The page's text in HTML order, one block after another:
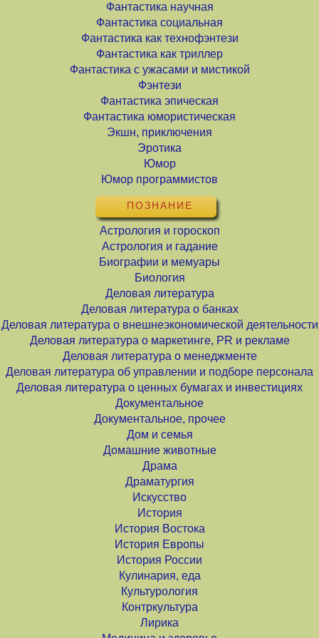
Фантастика научная
Фантастика социальная
Фантастика как технофэнтези
Фантастика как триллер
Фантастика с ужасами и мистикой
Фэнтези
Фантастика эпическая
Фантастика юмористическая
Экшн, приключения
Эротика
Юмор
Юмор программистов
ПОЗНАНИЕ
Астрология и гороскоп
Астрология и гадание
Биографии и мемуары
Биология
Деловая литература
Деловая литература о банках
Деловая литература о внешнеэкономической деятельности
Деловая литература о маркетинге, PR и рекламе
Деловая литература о менеджменте
Деловая литература об управлении и подборе персонала
Деловая литература о ценных бумагах и инвестициях
Документальное
Документальное, прочее
Дом и семья
Домашние животные
Драма
Драматургия
Искусство
История
История Востока
История Европы
История России
Кулинария, еда
Культурология
Контркультура
Лирика